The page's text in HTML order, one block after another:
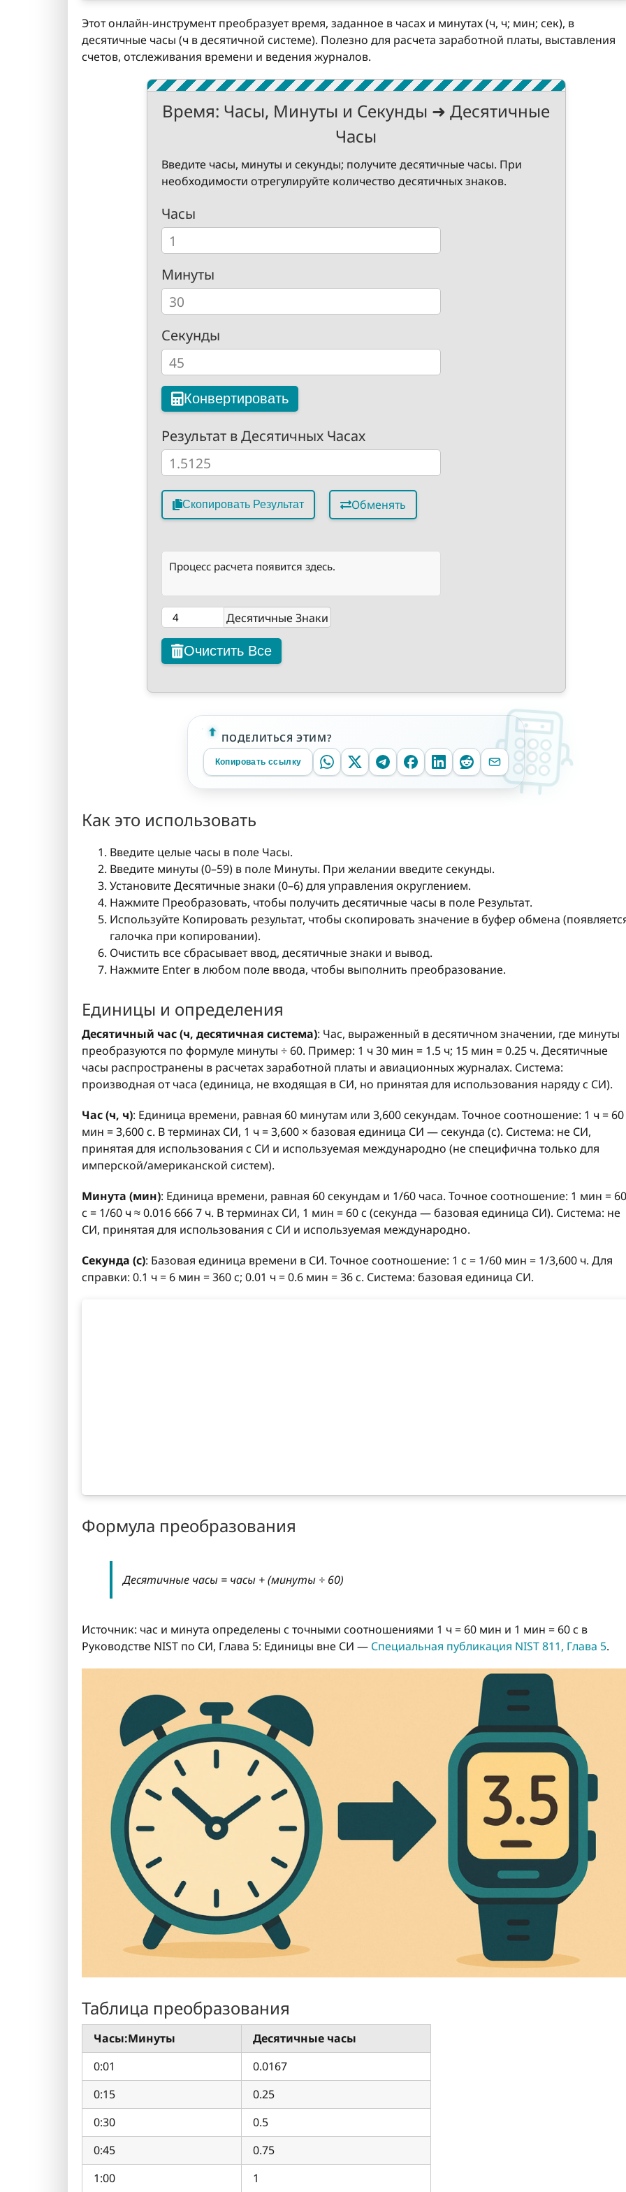
Этот онлайн-инструмент преобразует время, заданное в часах и минутах (ч, ч; мин; сек), в
десятичные часы (ч в десятичной системе). Полезно для расчета заработной платы, выставления
счетов, отслеживания времени и ведения журналов.
Время: Часы, Минуты и Секунды ➜ Десятичные
Часы
Введите часы, минуты и секунды; получите десятичные часы. При
необходимости отрегулируйте количество десятичных знаков.
Часы
Минуты
Секунды
Конвертировать
Результат в Десятичных Часах
Скопировать Результат Обменять
Процесс расчета появится здесь.
Десятичные Знаки
Очистить Все
ПОДЕЛИТЬСЯ ЭТИМ?
Копировать ссылку
Как это использовать
Введите целые часы в поле Часы.
Введите минуты (0–59) в поле Минуты. При желании введите секунды.
Установите Десятичные знаки (0–6) для управления округлением.
Нажмите Преобразовать, чтобы получить десятичные часы в поле Результат.
Используйте Копировать результат, чтобы скопировать значение в буфер обмена
галочка при копировании).
Очистить все сбрасывает ввод, десятичные знаки и вывод.
Нажмите Enter в любом поле ввода, чтобы выполнить преобразование.
Единицы и определения
Десятичный час (ч, десятичная система): Час, выраженный в десятичном значении, где минуты
преобразуются по формуле минуты ÷ 60. Пример: 1 ч 30 мин = 1.5 ч; 15 мин = 0.25 ч. Десятичные
часы распространены в расчетах заработной платы и авиационных журналах. Система:
производная от часа (единица, не входящая в СИ, но принятая для использования наряду с СИ).
Час (ч, ч): Единица времени, равная 60 минутам или 3,600 секундам. Точное соотношение: 1 ч = 60
мин = 3,600 с. В терминах СИ, 1 ч = 3,600 × базовая единица СИ — секунда (с). Система: не СИ,
принятая для использования с СИ и используемая международно (не специфична только для
имперской/американской систем).
Минута (мин): Единица времени, равная 60 секундам и 1/60 часа. Точное соотношение: 1 мин = 60
с = 1/60 ч ≈ 0.016 666 7 ч. В терминах СИ, 1 мин = 60 с (секунда — базовая единица СИ). Система: не
СИ, принятая для использования с СИ и используемая международно.
Секунда (с): Базовая единица времени в СИ. Точное соотношение: 1 с = 1/60 мин = 1/3,600 ч. Для
справки: 0.1 ч = 6 мин = 360 с; 0.01 ч = 0.6 мин = 36 с. Система: базовая единица СИ.
Формула преобразования
Десятичные часы = часы + (минуты ÷ 60)
Источник: час и минута определены с точными соотношениями 1 ч = 60 мин и 1 мин = 60 с в
Руководстве NIST по СИ, Глава 5: Единицы вне СИ — Специальная публикация NIST 811, Глава 5.
Таблица преобразования
Часы:Минуты
Десятичные часы
0:01
0.0167
0:15
0.25
0:30
0.5
0:45
0.75
1:00
1